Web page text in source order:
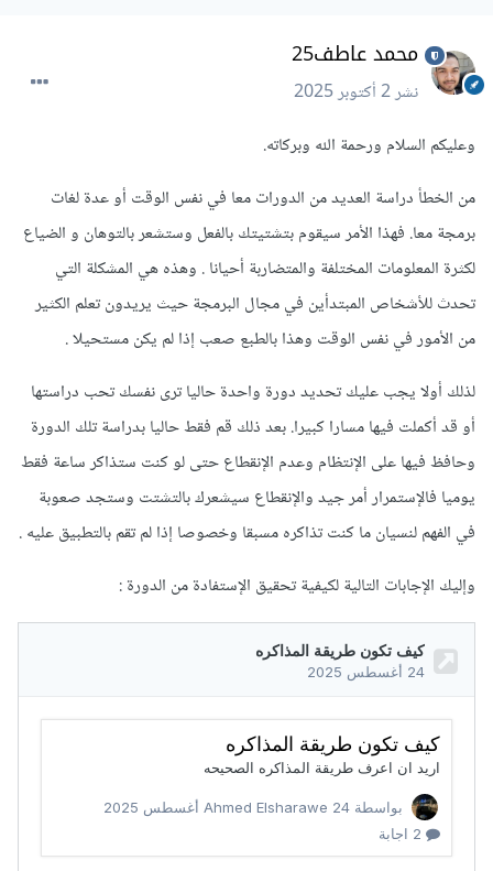
محمد عاطف25
نشر2 أكتوبر 2025
وعليكم السلام ورحمة الله وبركاته.
من الخطأ دراسة العديد من الدورات معا في نفس الوقت أو عدة لغات
برمجة معا. فهذا الأمر سيقوم بتشتيتك بالفعل وستشعر بالتوهان و الضياع
لكثرة المعلومات المختلفة والمتضاربة أحيانا . وهذه هي المشكلة التي
تحدث للأشخاص المبتدأين في مجال البرمجة حيث يريدون تعلم الكثير
من الأمور في نفس الوقت وهذا بالطبع صعب إذا لم يكن مستحيلا .
لذلك أولا يجب عليك تحديد دورة واحدة حاليا ترى نفسك تحب دراستها
أو قد أكملت فيها مسارا كبيرا. بعد ذلك قم فقط حاليا بدراسة تلك الدورة
وحافظ فيها على الإنتظام وعدم الإنقطاع حتى لو كنت ستذاكر ساعة فقط
يوميا فالإستمرار أمر جيد والإنقطاع سيشعرك بالتشتت وستجد صعوبة
في الفهم لنسيان ما كنت تذاكره مسبقا وخصوصا إذا لم تقم بالتطبيق عليه .
وإليك الإجابات التالية لكيفية تحقيق الإستفادة من الدورة